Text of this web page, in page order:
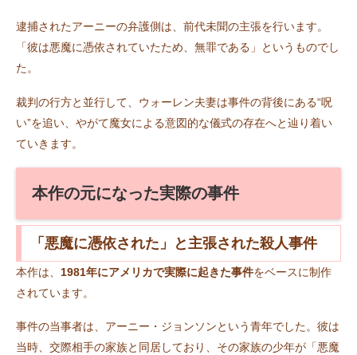
逮捕されたアーニーの弁護側は、前代未聞の主張を行います。
「彼は悪魔に憑依されていたため、無罪である」というものでし
た。
裁判の行方と並行して、ウォーレン夫妻は事件の背後にある“呪
い”を追い、やがて魔女による意図的な儀式の存在へと辿り着い
ていきます。
本作の元になった実際の事件
「悪魔に憑依された」と主張された殺人事件
本作は、 1981年にアメリカで実際に起きた事件をベースに制作
されています。
事件の当事者は、アーニー・ジョンソンという青年でした。彼は
当時、交際相手の家族と同居しており、その家族の少年が「悪魔